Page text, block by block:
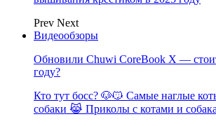
Prev Next
Видеообзоры
Обновили Chuwi CoreBook X —
году?
Кто тут босс? 🐶😼 Самые наглые
собаки 😹 Приколы с котами и